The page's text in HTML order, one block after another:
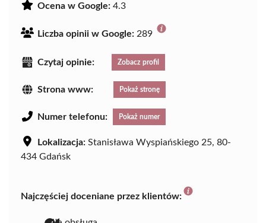
Ocena w Google: 4.3
Liczba opinii w Google: 289
Czytaj opinie: Zobacz profil
Strona www: Pokaż stronę
Numer telefonu: Pokaż numer
Lokalizacja: Stanisława Wyspiańskiego 25, 80-
434 Gdańsk
Najczęściej doceniane przez klientów: